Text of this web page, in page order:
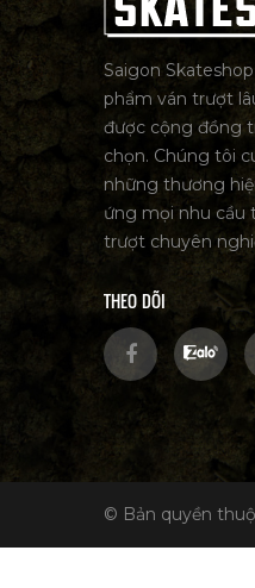
Saigon
phẩm ván trượt
được cộng đồng
chọn. Chúng tôi
những thương
ứng mọi nhu cầu
trượt chuyên
THEO DÕI
© Bản quyền